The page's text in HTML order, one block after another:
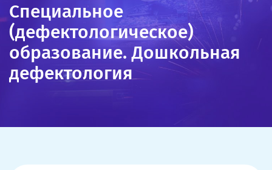
Специальное
(дефектологическое)
образование. Дошкольная
дефектология